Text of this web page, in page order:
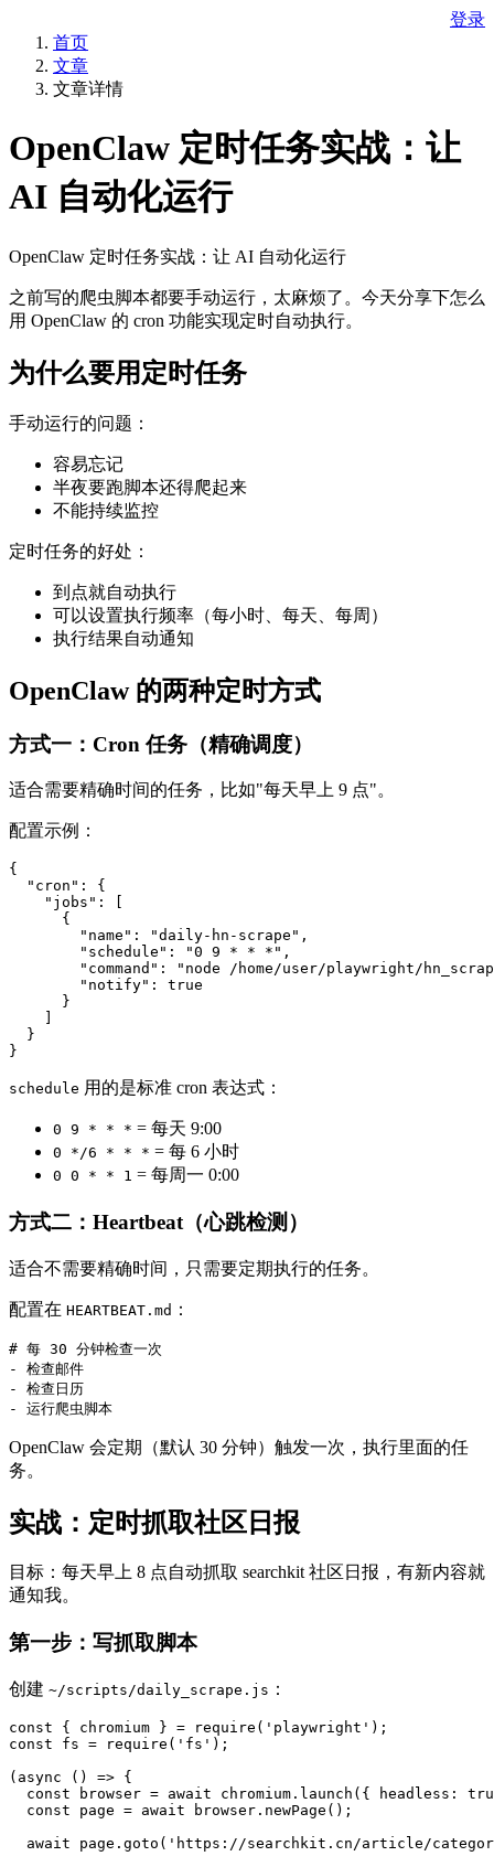
登录
首页
文章
文章详情
OpenClaw 定时任务实战：让
AI 自动化运行
OpenClaw 定时任务实战：让 AI 自动化运行
之前写的爬虫脚本都要手动运行，太麻烦了。今天分享下怎么
用 OpenClaw 的 cron 功能实现定时自动执行。
为什么要用定时任务
手动运行的问题：
容易忘记
半夜要跑脚本还得爬起来
不能持续监控
定时任务的好处：
到点就自动执行
可以设置执行频率（每小时、每天、每周）
执行结果自动通知
OpenClaw 的两种定时方式
方式一：Cron 任务（精确调度）
适合需要精确时间的任务，比如"每天早上 9 点"。
配置示例：
{
  "cron": {
    "jobs": [
      {
        "name": "daily-hn-scrape",
        "schedule": "0 9 * * *",
"command": "node /home/user/playwright/
        "notify": true
      }
  }
}
schedule 用的是标准 cron 表达式：
0 9 * * * = 每天 9:00
0 */6 * * * = 每 6 小时
0 0 * * 1 = 每周一 0:00
方式二：Heartbeat（心跳检测）
适合不需要精确时间，只需要定期执行的任务。
配置在 HEARTBEAT.md ：
# 每 30 分钟检查一次
- 检查邮件
- 检查日历
- 运行爬虫脚本
OpenClaw 会定期（默认 30 分钟）触发一次，执行里面的任
务。
实战：定时抓取社区日报
目标：每天早上 8 点自动抓取 searchkit 社区日报，有新内容就
通知我。
第一步：写抓取脚本
创建 ~/scripts/daily_scrape.js ：
const { chromium } = require('playwright');
const fs = require('fs');
(async () => {
const browser = await chromium.launch({ headless:
  const page = await browser.newPage();
await page.goto('https://searchkit.cn/article/